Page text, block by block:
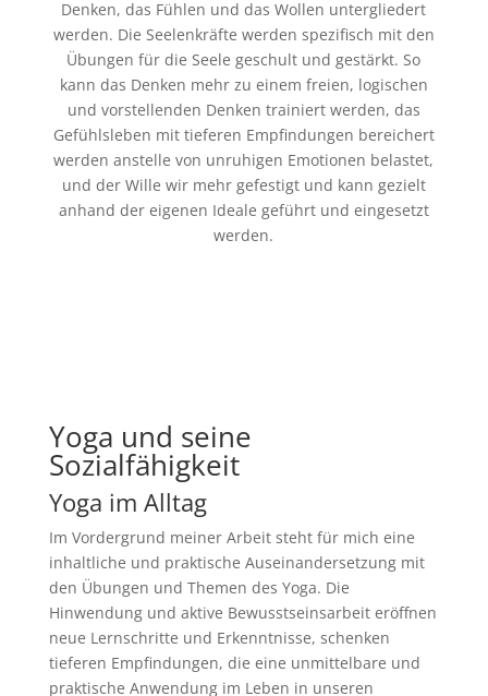
Denken, das Fühlen und das Wollen untergliedert
werden. Die Seelenkräfte werden spezifisch mit den
Übungen für die Seelegeschult und gestärkt. So
kann das Denken mehr zu einem freien, logischen
und vorstellenden Denken trainiert werden, das
Gefühlsleben mit tieferen Empfindungen bereichert
werden anstelle von unruhigen Emotionen belastet,
und der Wille wir mehr gefestigt und kann gezielt
anhand der eigenen Ideale geführt und eingesetzt
werden.
Yoga und seine
Sozialfähigkeit
Yoga im Alltag
Im Vordergrund meiner Arbeit steht für mich eine
inhaltliche und praktische Auseinandersetzung mit
den Übungen und Themen des Yoga. Die
Hinwendung und aktive Bewusstseinsarbeit eröffnen
neue Lernschritte und Erkenntnisse, schenken
tieferen Empfindungen, die eine unmittelbare und
praktische Anwendung im Leben in unseren